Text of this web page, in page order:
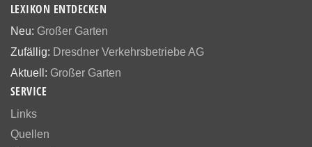
LEXIKON ENTDECKEN
Neu: Großer Garten
Zufällig: Dresdner Verkehrsbetriebe AG
Aktuell: Großer Garten
SERVICE
Links
Quellen